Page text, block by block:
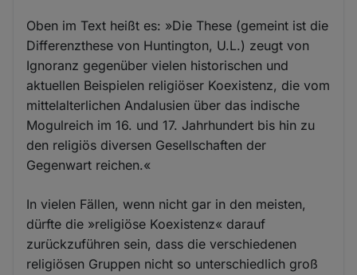
Oben im Text heißt es: »Die These (gemeint ist die
Differenzthese von Huntington, U.L.) zeugt von
Ignoranz gegenüber vielen historischen und
aktuellen Beispielen religiöser Koexistenz, die vom
mittelalterlichen Andalusien über das indische
Mogulreich im 16. und 17. Jahrhundert bis hin zu
den religiös diversen Gesellschaften der
Gegenwart reichen.«
In vielen Fällen, wenn nicht gar in den meisten,
dürfte die »religiöse Koexistenz« darauf
zurückzuführen sein, dass die verschiedenen
religiösen Gruppen nicht so unterschiedlich groß